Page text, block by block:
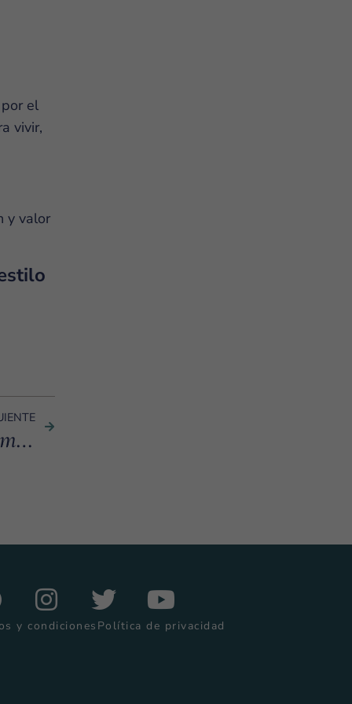
el
vivir,
y valor
Más allá de la playa: cómo la comunidad convierte un destino en hogar
y condiciones Política de privacidad